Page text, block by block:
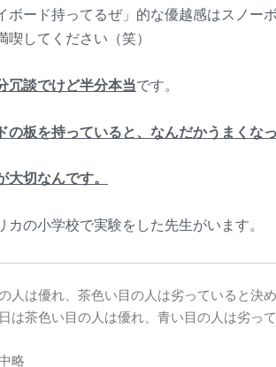
ボード持ってるぜ」的な優越感はスノー
喫してください（笑）
冗談でけど半分本当です。
の板を持っていると、なんだかうまくな
大切なんです。
カの小学校で実験をした先生がいます。
人は優れ、茶色い目の人は劣っていると決
は茶色い目の人は優れ、青い目の人は劣っ
略